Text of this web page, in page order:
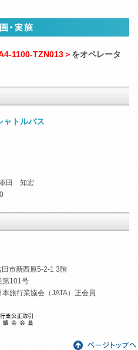
1100-TZN013＞ をオペレータ
ャトルバス
添田 知宏
市新西原5-2-1 3階
第101号
旅行業協会（JATA）正会員